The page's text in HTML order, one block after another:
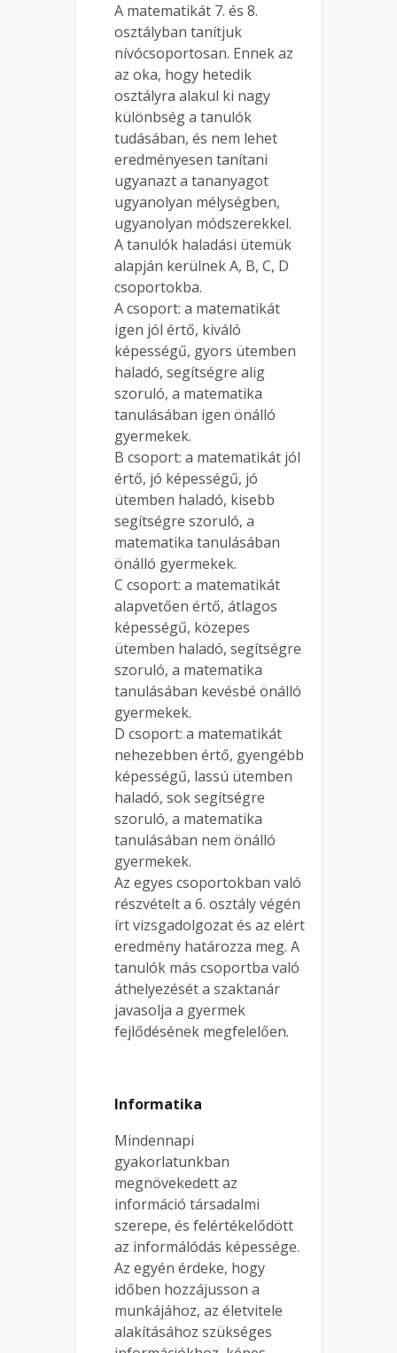
A matematikát 7. és 8.
osztályban tanítjuk
nívócsoportosan. Ennek az
az oka, hogy hetedik
osztályra alakul ki nagy
különbség a tanulók
tudásában, és nem lehet
eredményesen tanítani
ugyanazt a tananyagot
ugyanolyan mélységben,
ugyanolyan módszerekkel.
A tanulók haladási ütemük
alapján kerülnek A, B, C, D
csoportokba.
A csoport: a matematikát
igen jól értő, kiváló
képességű, gyors ütemben
haladó, segítségre alig
szoruló, a matematika
tanulásában igen önálló
gyermekek.
B csoport: a matematikát jól
értő, jó képességű, jó
ütemben haladó, kisebb
segítségre szoruló, a
matematika tanulásában
önálló gyermekek.
C csoport: a matematikát
alapvetően értő, átlagos
képességű, közepes
ütemben haladó, segítségre
szoruló, a matematika
tanulásában kevésbé önálló
gyermekek.
D csoport: a matematikát
nehezebben értő, gyengébb
képességű, lassú ütemben
haladó, sok segítségre
szoruló, a matematika
tanulásában nem önálló
gyermekek.
Az egyes csoportokban való
részvételt a 6. osztály végén
írt vizsgadolgozat és az elért
eredmény határozza meg. A
tanulók más csoportba való
áthelyezését a szaktanár
javasolja a gyermek
fejlődésének megfelelően.
Informatika
Mindennapi
gyakorlatunkban
megnövekedett az
információ társadalmi
szerepe, és felértékelődött
az informálódás képessége.
Az egyén érdeke, hogy
időben hozzájusson a
munkájához, az életvitele
alakításához szükséges